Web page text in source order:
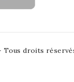
Tous droits